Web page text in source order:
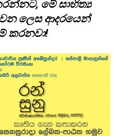
මේ සාහිත්‍ය
ලෙස ආදරයෙන්
කරනවා!